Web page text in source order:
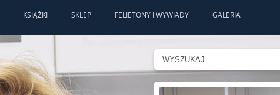
KSIĄŻKI SKLEP FELIETONY I WYWIADY GALERIA